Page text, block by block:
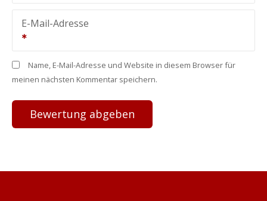
E-Mail-Adresse
Name, E-Mail-Adresse und Website in diesem Browser für
meinen nächsten Kommentar speichern.